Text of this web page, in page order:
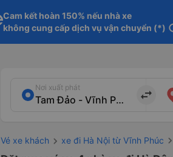
Cam kết hoàn 150% nếu nhà xe
không cung cấp dịch vụ vận chuyển (*)
Nơi xuất phát
import_export
Vé xe khách xe đi Hà Nội từ Vĩnh Phúc